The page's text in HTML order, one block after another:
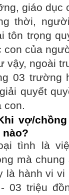
giáo dục
thời,
tôn trọng
con của
vậy, ngoài
03 trường
quyết
con.
vợ/
nào?
tình là
mà
là hành vi vi
03 triệu